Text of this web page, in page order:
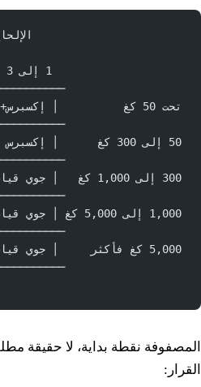
─────────────
تحت 50 كغ          │ إكسبرس+    │ إكسبرس       │ جوي قياسي   │ جوي قياسي    │
─────────────
50 إلى 300 كغ      │ إكسبرس     │ جوي قياسي    │ جوي قياسي   │ LCL بحري     │
─────────────
300 إلى 1,000 كغ   │ جوي قياسي  │ جوي قياسي    │ LCL بحري    │ LCL بحري     │
─────────────
1,000 إلى 5,000 كغ │ جوي قياسي  │ LCL بحري     │ LCL بحري    │ FCL بحري     │
─────────────
5,000 كغ فأكثر     │ جوي قياسي  │ FCL بحري     │ FCL بحري    │ FCL بحري     │
─────────────
المصفوفة نقطة بداية، لا حقيقة
القرار: